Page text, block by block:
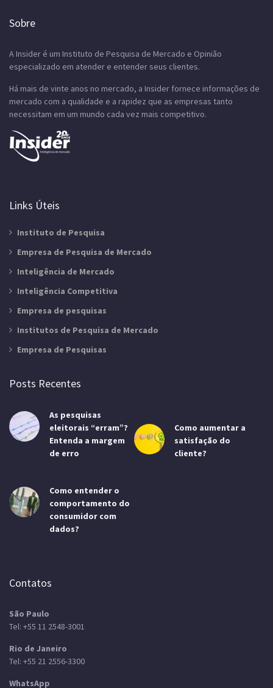
Sobre
A Insider é um Instituto de Pesquisa de Mercado e Opinião
especializado em atender e entender seus clientes.
Há mais de vinte anos no mercado, a Insider fornece informações de
mercado com a qualidade e a rapidez que as empresas tanto
necessitam em um mundo cada vez mais competitivo.
Links Úteis
Instituto de Pesquisa
Empresa de Pesquisa de Mercado
Inteligência de Mercado
Inteligência Competitiva
Empresa de pesquisas
Institutos de Pesquisa de Mercado
Empresa de Pesquisas
Posts Recentes
As pesquisas
eleitorais “erram”?
Entenda a margem
de erro
Como aumentar a
satisfação do
cliente?
Como entender o
comportamento do
consumidor com
dados?
Contatos
São Paulo
Tel: +55 11 2548-3001
Rio de Janeiro
Tel: +55 21 2556-3300
WhatsApp